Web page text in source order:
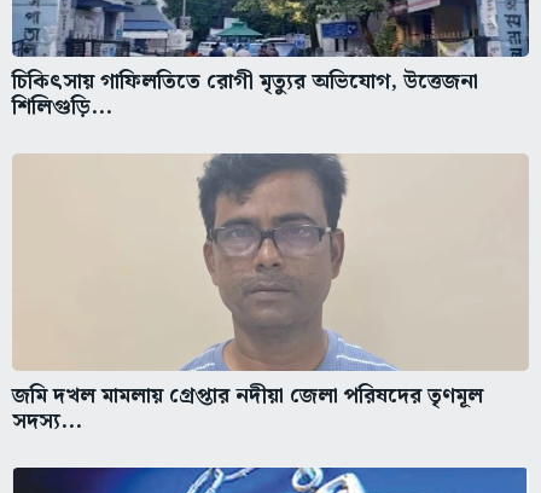
চিকিৎসায় গাফিলতিতে রোগী মৃত্যুর অভিযোগ, উত্তেজনা
শিলিগুড়ি...
জমি দখল মামলায় গ্রেপ্তার নদীয়া জেলা পরিষদের তৃণমূল
সদস্য...